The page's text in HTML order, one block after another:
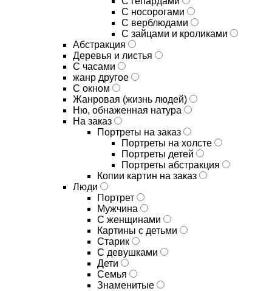
С носорогами
С верблюдами
С зайцами и кроликами
Абстракция
Деревья и листья
С часами
жанр другое
С окном
Жанровая (жизнь людей)
Ню, обнаженная натура
На заказ
Портреты на заказ
Портреты на холсте
Портреты детей
Портреты абстракция
Копии картин на заказ
Люди
Портрет
Мужчина
С женщинами
Картины с детьми
Старик
С девушками
Дети
Семья
Знаменитые